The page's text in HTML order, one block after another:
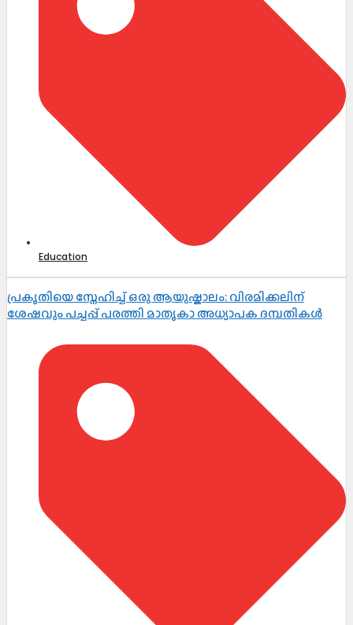
Education
പ്രകൃതിയെ സ്നേഹിച്ച് ഒരു ആയുഷ്കാലം: വിരമിക്കലിന്
ശേഷവും പച്ചപ്പ് പരത്തി മാതൃകാ അധ്യാപക ദമ്പതികൾ